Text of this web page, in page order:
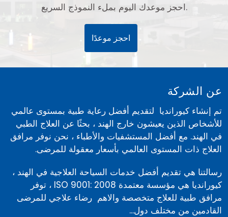
احجز موعدك اليوم بملء النموذج السريع.
احجز موعدًا
عن الشركة
تم إنشاء كيورانديا لتقديم أفضل رعاية طبية بمستوى عالمي
للأشخاص الذين يعيشون خارج الهند ، بحثًا عن العلاج الطبي
في الهند. مع أفضل المستشفيات والأطباء ، نحن نوفر مرافق
العلاج ذات المستوى العالمي بأسعار معقولة للمرضى.
رسالتنا هي تقديم أفضل خدمات السياحة العلاجية في الهند ،
كيورانديا هي مؤسسة معتمدة ISO 9001: 2008 ، توفر
مرافق طبية للعلاج متخصصة والاهم رضاء علاجي للمرضى
القادمين من مختلف دول...